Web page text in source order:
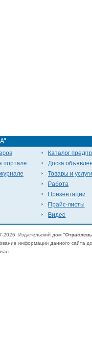
портале
Каталог
Доска
Товары и услуги
Работа
Презентации
Прайс-листы
Видео
2026. Издательский дом "
информации данного сайта